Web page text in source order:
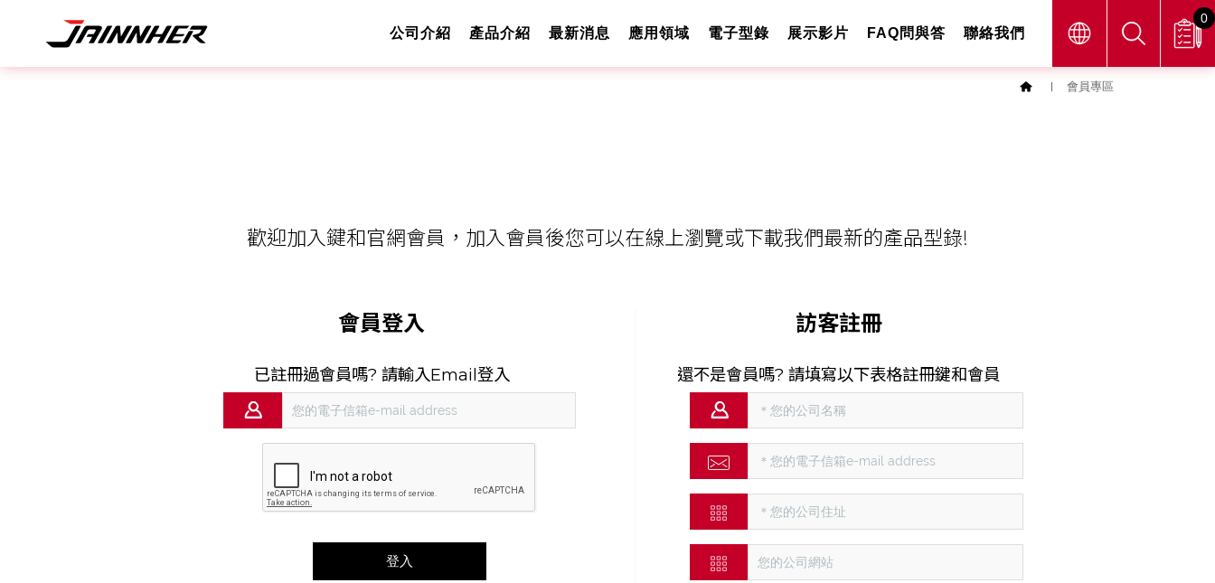
公司介紹 產品介紹 最新消息 應用領域 電子型錄 展示影片 FAQ問與答 聯絡我們
0
會員專區
歡迎加入鍵和官網會員，加入會員後您可以在線上瀏覽或下載我們最新的產品型錄!
會員登入
已註冊過會員嗎? 請輸入Email登入
訪客註冊
還不是會員嗎? 請填寫以下表格註冊鍵和會員